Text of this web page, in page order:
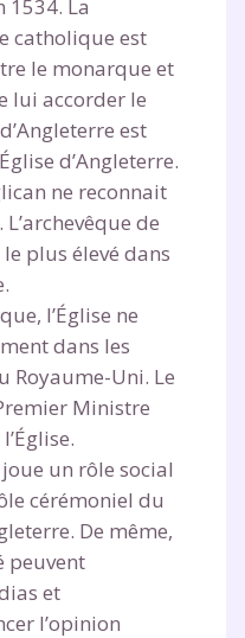
1534. La
catholique est
le monarque et
lui accorder le
est
d’Angleterre.
ne reconnait
de
plus élevé dans
l’Église ne
dans les
Royaume-Uni. Le
Ministre
un rôle social
cérémoniel du
De même,
peuvent
et
l’opinion